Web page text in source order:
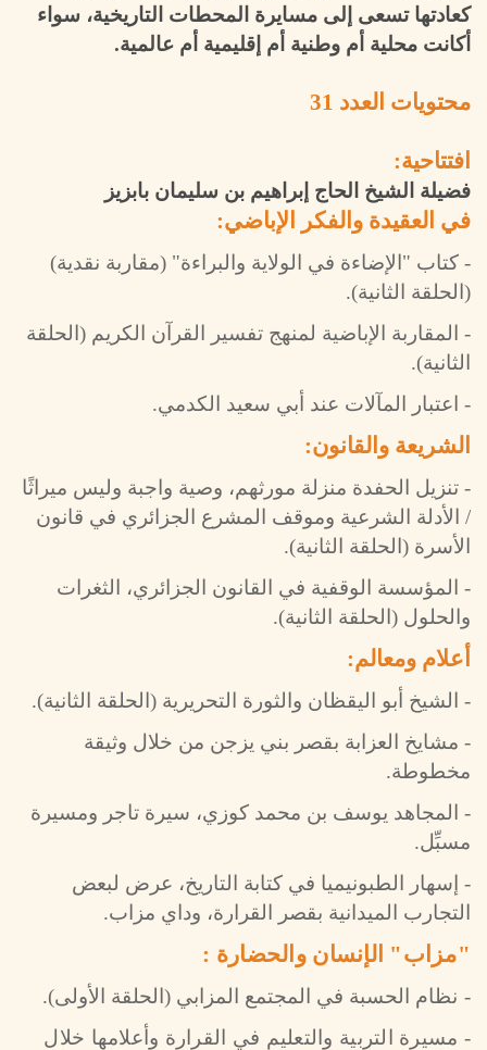
كعادتها تسعى إلى مسايرة المحطات التاريخية، سواء
أكانت محلية أم وطنية أم إقليمية أم عالمية.
محتويات العدد 31
افتتاحية:
فضيلة الشيخ الحاج إبراهيم بن سليمان بابزيز
في العقيدة والفكر الإباضي:
- كتاب "الإضاءة في الولاية والبراءة" (مقاربة نقدية)
(الحلقة الثانية).
- المقاربة الإباضية لمنهج تفسير القرآن الكريم (الحلقة
الثانية).
- اعتبار المآلات عند أبي سعيد الكدمي.
الشريعة والقانون:
- تنزيل الحفدة منزلة مورثهم، وصية واجبة وليس ميراثًا
/ الأدلة الشرعية وموقف المشرع الجزائري في قانون
الأسرة (الحلقة الثانية).
- المؤسسة الوقفية في القانون الجزائري، الثغرات
والحلول (الحلقة الثانية).
أعلام ومعالم:
- الشيخ أبو اليقظان والثورة التحريرية (الحلقة الثانية).
- مشايخ العزابة بقصر بني يزجن من خلال وثيقة
مخطوطة.
- المجاهد يوسف بن محمد كوزي، سيرة تاجر ومسيرة
مسبِّل.
- إسهار الطبونيميا في كتابة التاريخ، عرض لبعض
التجارب الميدانية بقصر القرارة، وداي مزاب.
"مزاب" الإنسان والحضارة :
- نظام الحسبة في المجتمع المزابي (الحلقة الأولى).
- مسيرة التربية والتعليم في القرارة وأعلامها خلال